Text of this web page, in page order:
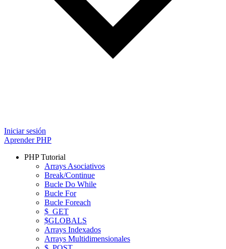
Iniciar sesión
Aprender PHP
PHP Tutorial
Arrays Asociativos
Break/Continue
Bucle Do While
Bucle For
Bucle Foreach
$_GET
$GLOBALS
Arrays Indexados
Arrays Multidimensionales